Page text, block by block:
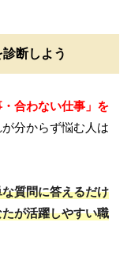
断しよう
・合わない仕事」を
分からず悩む人は
質問に答えるだけ
が活躍しやすい職